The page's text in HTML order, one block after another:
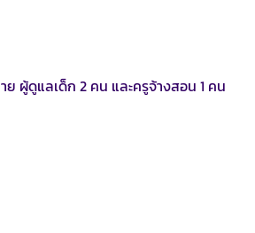
ผู้ดูแลเด็ก 2 คน และครูจ้างสอน 1 คน